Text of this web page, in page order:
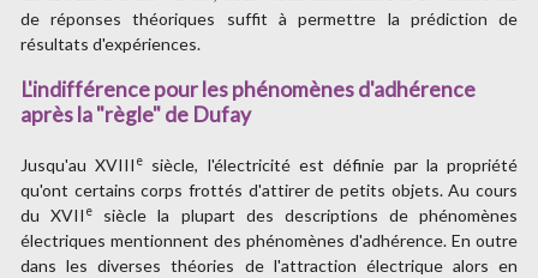
de réponses théoriques suffit à permettre la prédiction de
résultats d'expériences.
L'indifférence pour les phénomènes d'adhérence
après la "règle" de Dufay
Jusqu'au XVIII e
siècle, l'électricité est définie par la propriété
qu'ont certains corps frottés d'attirer de petits objets. Au cours
du XVII esiècle la plupart des descriptions de phénomènes
électriques mentionnent des phénomènes d'adhérence. En outre
dans les diverses théories de l'attraction électrique alors en